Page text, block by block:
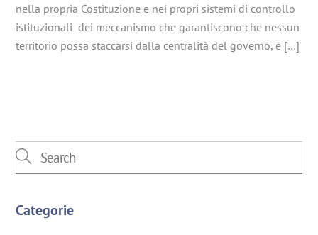
nella propria Costituzione e nei propri sistemi di controllo
istituzionali dei meccanismo che garantiscono che nessun
territorio possa staccarsi dalla centralità del governo, e […]
Categorie